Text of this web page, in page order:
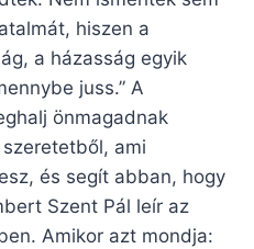
hiszen a
a házasság egyik
juss.” A
önmagadnak
ami
és segít abban, hogy
Szent Pál leír az
Amikor azt mondja: